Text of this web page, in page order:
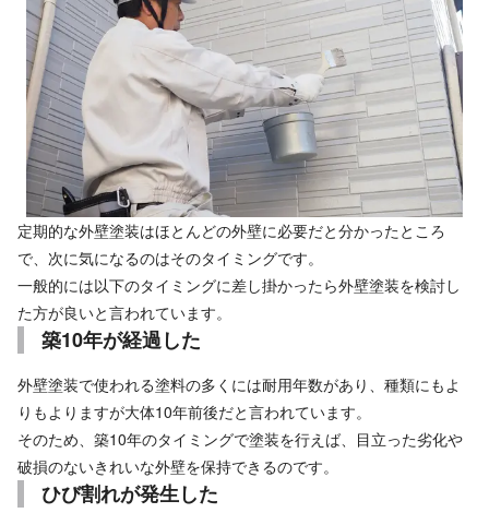
定期的な外壁塗装はほとんどの外壁に必要だと分かったところ
で、次に気になるのはそのタイミングです。
一般的には以下のタイミングに差し掛かったら外壁塗装を検討し
た方が良いと言われています。
築10年が経過した
外壁塗装で使われる塗料の多くには耐用年数があり、種類にもよ
りもよりますが大体10年前後だと言われています。
そのため、築10年のタイミングで塗装を行えば、目立った劣化や
破損のないきれいな外壁を保持できるのです。
ひび割れが発生した